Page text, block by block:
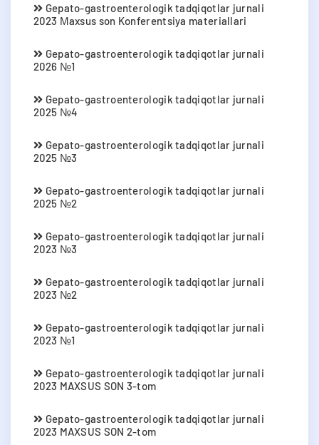
Gepato-gastroenterologik tadqiqotlar jurnali
2023 Мaxsus son Konferentsiya materiallari
Gepato-gastroenterologik tadqiqotlar jurnali
2026 №1
Gepato-gastroenterologik tadqiqotlar jurnali
2025 №4
Gepato-gastroenterologik tadqiqotlar jurnali
2025 №3
Gepato-gastroenterologik tadqiqotlar jurnali
2025 №2
Gepato-gastroenterologik tadqiqotlar jurnali
2023 №3
Gepato-gastroenterologik tadqiqotlar jurnali
2023 №2
Gepato-gastroenterologik tadqiqotlar jurnali
2023 №1
Gepato-gastroenterologik tadqiqotlar jurnali
2023 MAXSUS SON 3-tom
Gepato-gastroenterologik tadqiqotlar jurnali
2023 MAXSUS SON 2-tom